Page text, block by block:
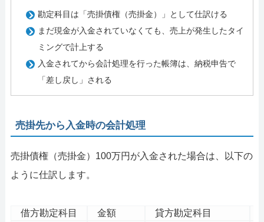
勘定科目は「売掛債権（売掛金）」として仕訳ける
まだ現金が入金されていなくても、売上が発生したタイ
ミングで計上する
入金されてから会計処理を行った帳簿は、納税申告で
「差し戻し」される
売掛先から入金時の会計処理
売掛債権（売掛金）100万円が入金された場合は、以下の
ように仕訳します。
借方勘定科目 金額 貸方勘定科目